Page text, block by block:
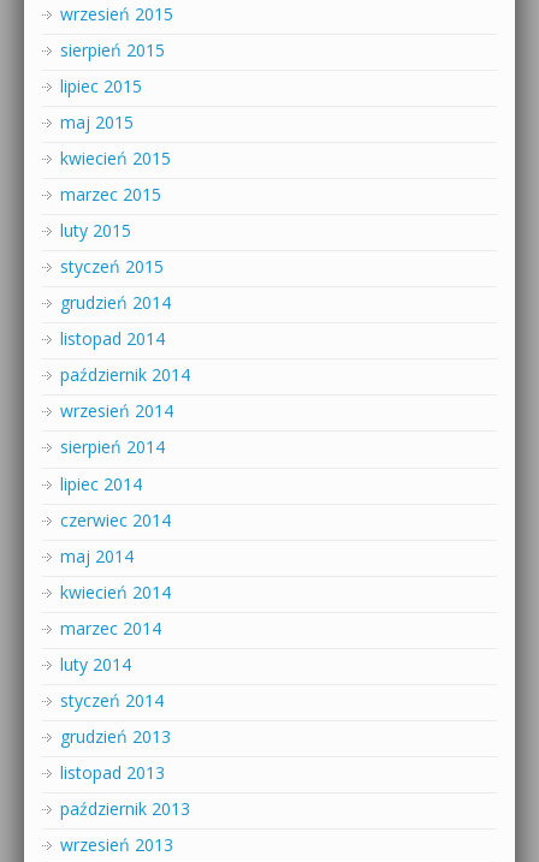
wrzesień 2015
sierpień 2015
lipiec 2015
maj 2015
kwiecień 2015
marzec 2015
luty 2015
styczeń 2015
grudzień 2014
listopad 2014
październik 2014
wrzesień 2014
sierpień 2014
lipiec 2014
czerwiec 2014
maj 2014
kwiecień 2014
marzec 2014
luty 2014
styczeń 2014
grudzień 2013
listopad 2013
październik 2013
wrzesień 2013